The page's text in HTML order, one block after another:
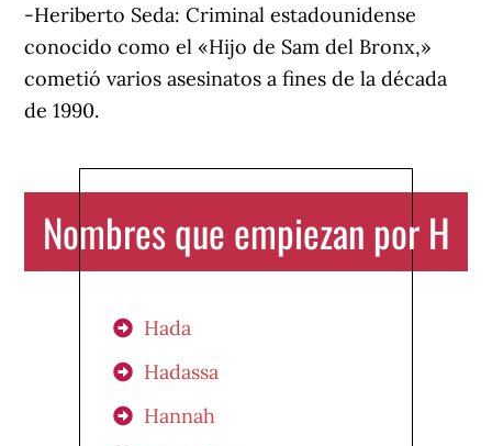
-Heriberto Seda: Criminal estadounidense
conocido como el «Hijo de Sam del Bronx,»
cometió varios asesinatos a fines de la década
de 1990.
Nombres que empiezan por H
Hada
Hadassa
Hannah